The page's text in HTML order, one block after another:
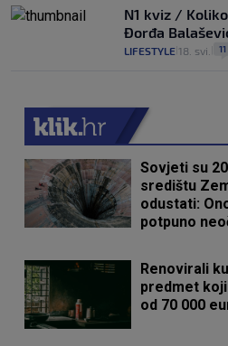
N1 kviz /
Đorđa
LIFESTYLE 18. svi. 11
Sovjeti su
središtu
odustati:
potpuno
Renovirali
predmet
od 70 000